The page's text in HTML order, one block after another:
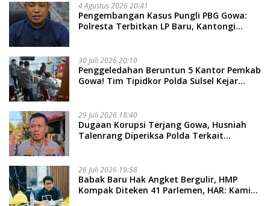
4 Agustus 2026 20:41
Pengembangan Kasus Pungli PBG Gowa:
Polresta Terbitkan LP Baru, Kantongi
30 Juli 2026 20:10
Penggeledahan Beruntun 5 Kantor Pemkab
Gowa! Tim Tipidkor Polda Sulsel Kejar
29 Juli 2026 18:40
Dugaan Korupsi Terjang Gowa, Husniah
Talenrang Diperiksa Polda Terkait
26 Juli 2026 19:58
​Babak Baru Hak Angket Bergulir, HMP
Kompak Diteken 41 Parlemen, HAR: Kami